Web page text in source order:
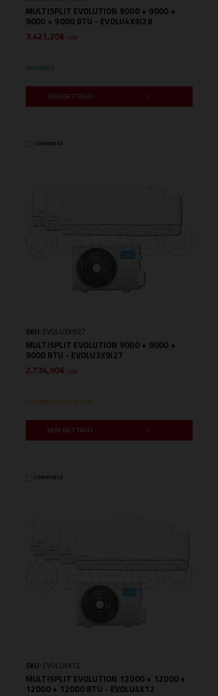
MULTISPLIT EVOLUTION 9000 + 9000 +
9000 + 9000 BTU - EVOLU4X9I28
3.421,20€ + IVA
DISPONIBILE
VEDI DETTAGLI
CONFRONTA
SKU: EVOLU3X9I27
MULTISPLIT EVOLUTION 9000 + 9000 +
9000 BTU - EVOLU3X9I27
2.734,90€ + IVA
DISPONIBILITÀ DA VERIFICARE
VEDI DETTAGLI
CONFRONTA
SKU: EVOLU4X12
MULTISPLIT EVOLUTION 12000 + 12000 +
12000 + 12000 BTU - EVOLU4X12